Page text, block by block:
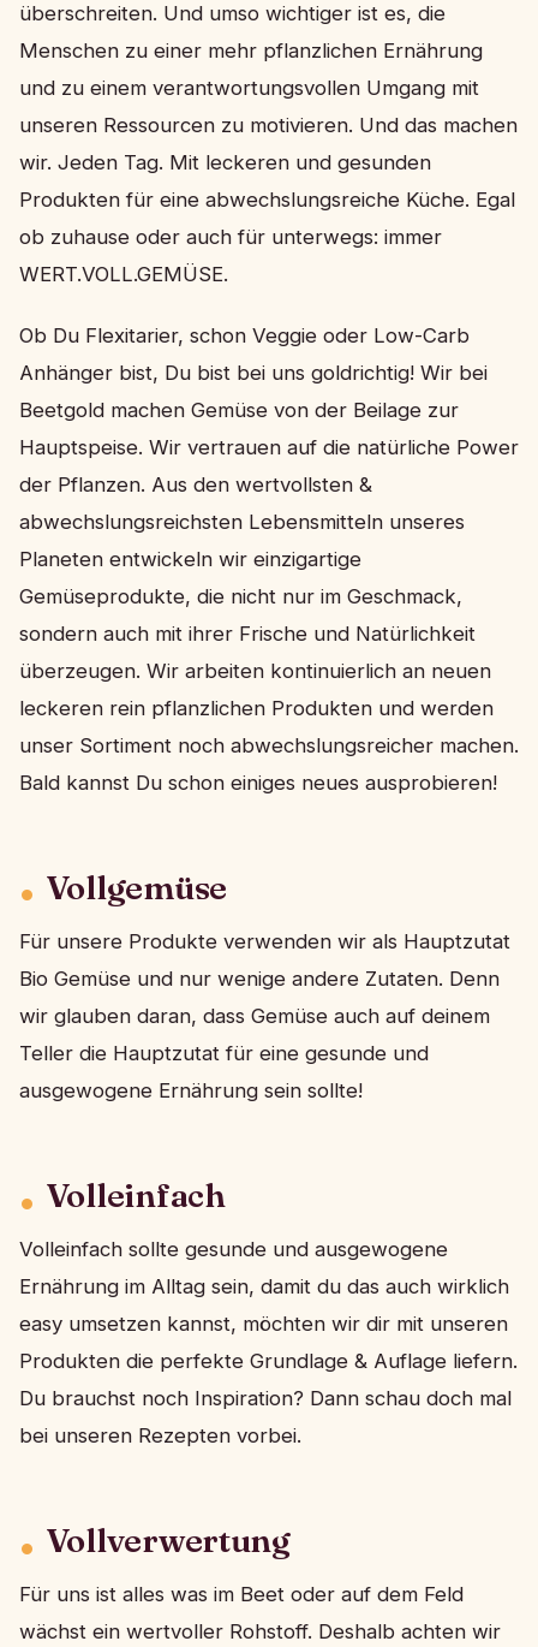
überschreiten. Und umso wichtiger ist es, die
Menschen zu einer mehr pflanzlichen Ernährung
und zu einem verantwortungsvollen Umgang mit
unseren Ressourcen zu motivieren. Und das machen
wir. Jeden Tag. Mit leckeren und gesunden
Produkten für eine abwechslungsreiche Küche. Egal
ob zuhause oder auch für unterwegs: immer
WERT.VOLL.GEMÜSE.
Ob Du Flexitarier, schon Veggie oder Low-Carb
Anhänger bist, Du bist bei uns goldrichtig! Wir bei
Beetgold machen Gemüse von der Beilage zur
Hauptspeise. Wir vertrauen auf die natürliche Power
der Pflanzen. Aus den wertvollsten &
abwechslungsreichsten Lebensmitteln unseres
Planeten entwickeln wir einzigartige
Gemüseprodukte, die nicht nur im Geschmack,
sondern auch mit ihrer Frische und Natürlichkeit
überzeugen. Wir arbeiten kontinuierlich an neuen
leckeren rein pflanzlichen Produkten und werden
unser Sortiment noch abwechslungsreicher machen.
Bald kannst Du schon einiges neues ausprobieren!
Vollgemüse
Für unsere Produkte verwenden wir als Hauptzutat
Bio Gemüse und nur wenige andere Zutaten. Denn
wir glauben daran, dass Gemüse auch auf deinem
Teller die Hauptzutat für eine gesunde und
ausgewogene Ernährung sein sollte!
Volleinfach
Volleinfach sollte gesunde und ausgewogene
Ernährung im Alltag sein, damit du das auch wirklich
easy umsetzen kannst, möchten wir dir mit unseren
Produkten die perfekte Grundlage & Auflage liefern.
Du brauchst noch Inspiration? Dann schau doch mal
bei unseren Rezepten vorbei.
Voll­verwertung
Für uns ist alles was im Beet oder auf dem Feld
wächst ein wertvoller Rohstoff. Deshalb achten wir